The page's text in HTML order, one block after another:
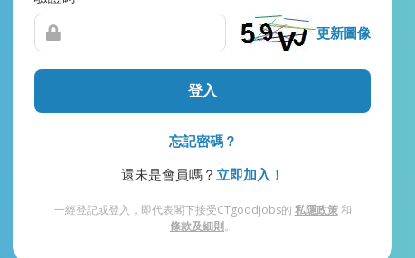
更新圖像
登入
忘記密碼？
還未是會員嗎？ 立即加入！
一經登記或登入，即代表閣下接受CTgoodjobs的 私隱政策和
條款及細則。